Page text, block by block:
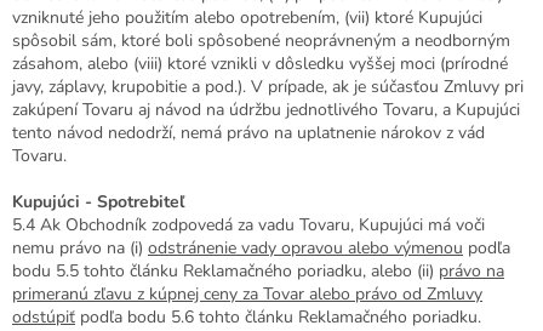
vzniknuté jeho použitím alebo opotrebením, (vii) ktoré Kupujúci
spôsobil sám, ktoré boli spôsobené neoprávneným a neodborným
zásahom, alebo (viii) ktoré vznikli v dôsledku vyššej moci (prírodné
javy, záplavy, krupobitie a pod.). V prípade, ak je súčasťou Zmluvy pri
zakúpení Tovaru aj návod na údržbu jednotlivého Tovaru, a Kupujúci
tento návod nedodrží, nemá právo na uplatnenie nárokov z vád
Tovaru.
Kupujúci - Spotrebiteľ
5.4 Ak Obchodník zodpovedá za vadu Tovaru, Kupujúci má voči
nemu právo na (i) odstránenie vady opravou alebo výmenou podľa
bodu 5.5 tohto článku Reklamačného poriadku, alebo (ii) právo na
primeranú zľavu z kúpnej ceny za Tovar alebo právo od Zmluvy
odstúpiť podľa bodu 5.6 tohto článku Reklamačného poriadku.